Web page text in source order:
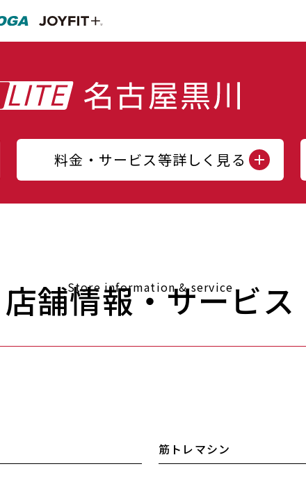
料金・サービス等詳しく見る
Store information & service
店舗情報・サービス
筋トレマシン